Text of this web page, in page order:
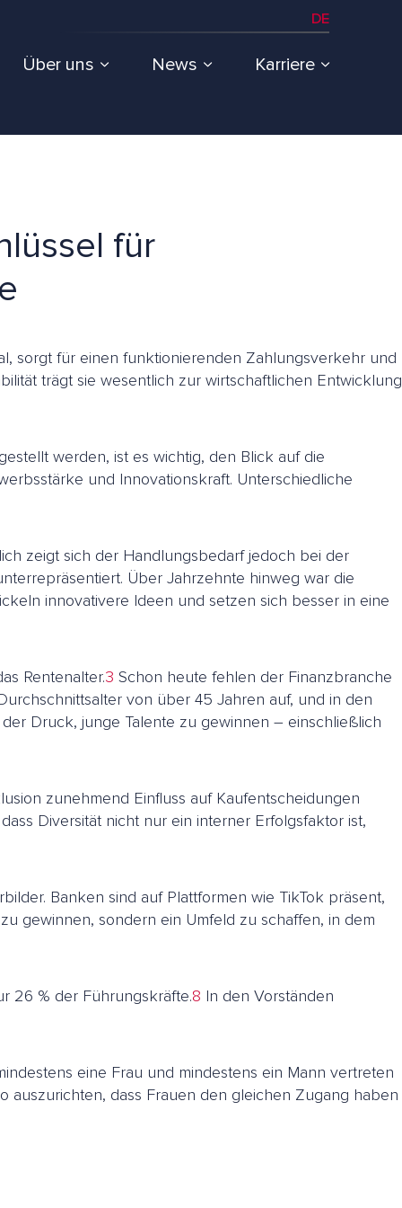
DE
Über uns News Karriere
für
sorgt für einen funktionierenden Zahlungsverkehr und
trägt sie wesentlich zur wirtschaftlichen Entwicklung
werden, ist es wichtig, den Blick auf die
und Innovationskraft. Unterschiedliche
zeigt sich der Handlungsbedarf jedoch bei der
Über Jahrzehnte hinweg war die
innovativere Ideen und setzen sich besser in eine
Rentenalter.3 Schon heute fehlen der Finanzbranche
von über 45 Jahren auf, und in den
der Druck, junge Talente zu gewinnen – einschließlich
zunehmend Einfluss auf Kaufentscheidungen
Diversität nicht nur ein interner Erfolgsfaktor ist,
Banken sind auf Plattformen wie TikTok präsent,
gewinnen, sondern ein Umfeld zu schaffen, in dem
26 % der Führungskräfte.8 In den Vorständen
eine Frau und mindestens ein Mann vertreten
auszurichten, dass Frauen den gleichen Zugang haben